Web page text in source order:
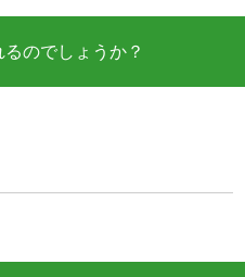
のでしょうか？